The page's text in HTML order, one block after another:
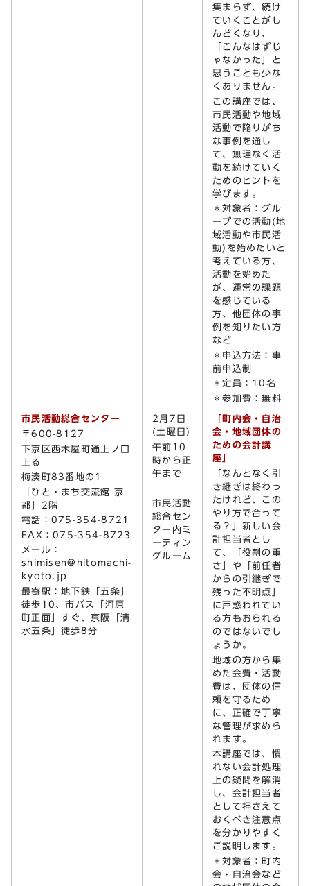
集まらず、続け
ていくことがし
んどくなり、
「こんなはずじ
ゃなかった」と
思うことも少な
くありません。
この講座では、
市民活動や地域
活動で陥りがち
な事例を通し
て、無理なく活
動を続けていく
ためのヒントを
学びます。
＊対象者：グル
ープでの活動(地
域活動や市民活
動)を始めたいと
考えている方、
活動を始めた
が、運営の課題
を感じている
方、他団体の事
例を知りたい方
など
＊申込方法：事
前申込制
＊定員：10名
＊参加費：無料
市民活動総合センター
〒600-8127
下京区西木屋町通上ノ口
上る
梅湊町83番地の1
「ひと・まち交流館 京
都」2階
電話：075-354-8721
FAX：075-354-8723
メール：
shimisen@hitomachi-
kyoto.jp
最寄駅：地下鉄「五条」
徒歩10、市バス「河原
町正面」すぐ、京阪「清
水五条」徒歩8分
2月7日
(土曜日)
午前10
時から正
午まで
市民活動
総合セン
ター内ミ
ーティン
グルーム
「町内会・自治
会・地域団体の
ための会計講
座」
「なんとなく引
き継ぎは終わっ
たけれど、この
やり方で合って
る？」新しい会
計担当者とし
て、「役割の重
さ」や「前任者
からの引継ぎで
残った不明点」
に戸惑われてい
る方もおられる
のではないでし
ょうか。
地域の方から集
めた会費・活動
費は、団体の信
頼を守るため
に、正確で丁寧
な管理が求めら
れます。
本講座では、慣
れない会計処理
上の疑問を解消
し、会計担当者
として押さえて
おくべき注意点
を分かりやすく
ご説明します。
＊対象者：町内
会・自治会など